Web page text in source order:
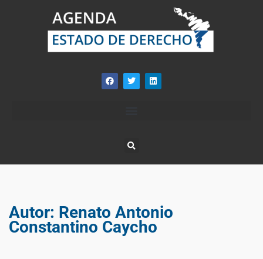
Autor: Renato Antonio
Constantino Caycho